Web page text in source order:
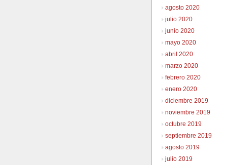
agosto 2020
julio 2020
junio 2020
mayo 2020
abril 2020
marzo 2020
febrero 2020
enero 2020
diciembre 2019
noviembre 2019
octubre 2019
septiembre 2019
agosto 2019
julio 2019